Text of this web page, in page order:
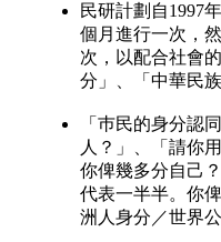
民研計劃自1997
個月進行一次，
次，以配合社會
分」、「中華民
「巿民的身分認
人？」、「請你
你俾幾多分自己
代表一半半。你
洲人身分／世界